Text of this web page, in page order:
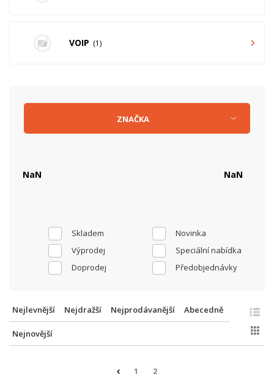
VOIP 1
Skladem
Novinka
Výprodej
Speciální nabídka
Doprodej
Předobjednávky
ZNAČKA
Nejlevnější Nejdražší Nejprodávanější Abecedně
Nejnovější
1 2